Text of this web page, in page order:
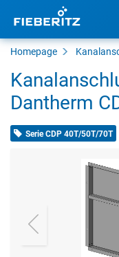
Homepage
Dantherm
Serie CDP 40T/50T/70T